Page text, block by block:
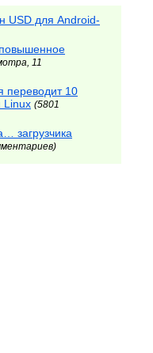
USD для Android-
11
переводит 10
Linux (5801
загрузчика